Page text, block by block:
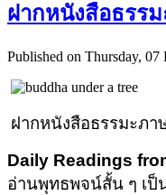
ฝากหนังสือธรร
Published on Thursday, 07
ฝากหนังสือธรรมะภา
Daily Readings
อ่านพุทธพจน์สั้น ๆ เป็